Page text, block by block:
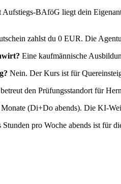
BAföG liegt dein
zahlst du 0 EUR. Die
Eine kaufmännische
Nein. Der Kurs ist für
den Prüfungsstandort für
(Di+Do abends). Die KI-
Stunden pro Woche abends ist für